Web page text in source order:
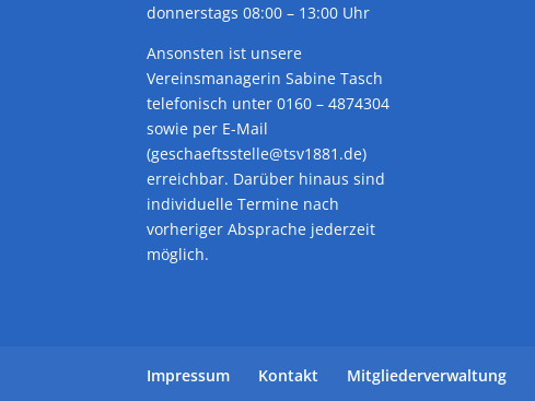
donnerstags 08:00 – 13:00 Uhr
Ansonsten ist unsere
Vereinsmanagerin Sabine Tasch
telefonisch unter 0160 – 4874304
sowie per E-Mail
(geschaeftsstelle@tsv1881.de)
erreichbar. Darüber hinaus sind
individuelle Termine nach
vorheriger Absprache jederzeit
möglich.
Impressum Kontakt Mitgliederverwaltung